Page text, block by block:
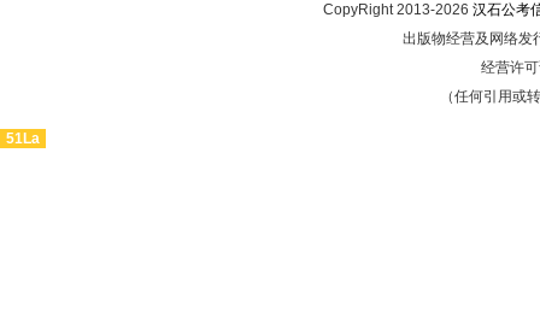
CopyRight 2013-2026汉石公考
出版物经营及网络发
经营许
（任何引用或
51La